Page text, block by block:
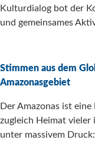
Kulturdialog bot der
und gemeinsames
Stimmen aus dem
Amazonasgebiet
Der Amazonas ist
zugleich Heimat vieler
unter massivem